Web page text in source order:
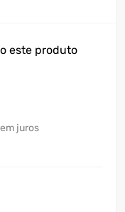
este produto
juros